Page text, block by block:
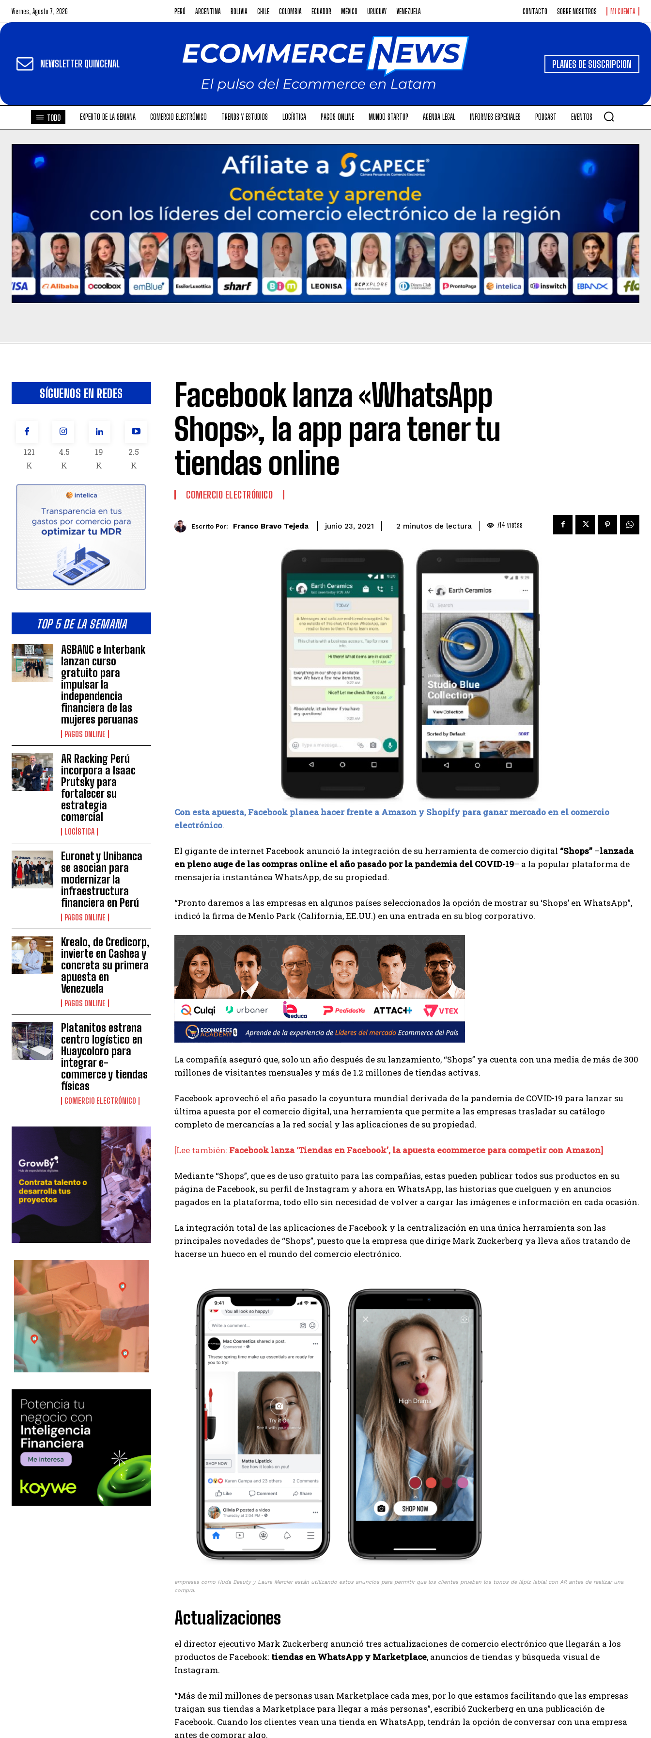
Viernes, Agosto 7, 2026 PERÚ ARGENTINA BOLIVIA CHILE COLOMBIA ECUADOR MÉXICO URUGUAY VENEZUELA CONTACTO SOBRE NOSOTROS MI CUENTA
NEWSLETTER QUINCENAL PLANES DE SUSCRIPCION
TODO EXPERTO DE LA SEMANA COMERCIO ELECTRÓNICO TRENDS Y ESTUDIOS LOGÍSTICA PAGOS ONLINE MUNDO STARTUP AGENDA LEGAL INFORMES ESPECIALES PODCAST EVENTOS
SÍGUENOS EN REDES
121
K
4.5
K
19
K
2.5
K
TOP 5 DE LA SEMANA
ASBANC e Interbank
lanzan curso
gratuito para
impulsar la
independencia
financiera de las
mujeres peruanas
PAGOS ONLINE
AR Racking Perú
incorpora a Isaac
Prutsky para
fortalecer su
estrategia
comercial
LOGÍSTICA
Euronet y Unibanca
se asocian para
modernizar la
infraestructura
financiera en Perú
PAGOS ONLINE
Krealo, de Credicorp,
invierte en Cashea y
concreta su primera
apuesta en
Venezuela
PAGOS ONLINE
Platanitos estrena
centro logístico en
Huaycoloro para
integrar e-
commerce y tiendas
físicas
COMERCIO ELECTRÓNICO
Facebook lanza «WhatsApp
Shops», la app para tener tu
tiendas online
COMERCIO ELECTRÓNICO
Escrito Por: Franco Bravo Tejeda junio 23, 2021 2 minutos de lectura 714 vistas
Con esta apuesta, Facebook planea hacer frente a Amazon y Shopify para ganar mercado en el comercio
electrónico.
El gigante de internet Facebook anunció la integración de su herramienta de comercio digital “Shops” –lanzada
en pleno auge de las compras online el año pasado por la pandemia del COVID-19– a la popular plataforma de
mensajería instantánea WhatsApp, de su propiedad.
“Pronto daremos a las empresas en algunos países seleccionados la opción de mostrar su ‘Shops’ en WhatsApp”,
indicó la firma de Menlo Park (California, EE.UU.) en una entrada en su blog corporativo.
La compañía aseguró que, solo un año después de su lanzamiento, “Shops” ya cuenta con una media de más de 300
millones de visitantes mensuales y más de 1.2 millones de tiendas activas.
Facebook aprovechó el año pasado la coyuntura mundial derivada de la pandemia de COVID-19 para lanzar su
última apuesta por el comercio digital, una herramienta que permite a las empresas trasladar su catálogo
completo de mercancías a la red social y las aplicaciones de su propiedad.
[Lee también: Facebook lanza ‘Tiendas en Facebook’, la apuesta ecommerce para competir con Amazon]
Mediante “Shops”, que es de uso gratuito para las compañías, estas pueden publicar todos sus productos en su
página de Facebook, su perfil de Instagram y ahora en WhatsApp, las historias que cuelguen y en anuncios
pagados en la plataforma, todo ello sin necesidad de volver a cargar las imágenes e información en cada ocasión.
La integración total de las aplicaciones de Facebook y la centralización en una única herramienta son las
principales novedades de “Shops”, puesto que la empresa que dirige Mark Zuckerberg ya lleva años tratando de
hacerse un hueco en el mundo del comercio electrónico.
empresas como Huda Beauty y Laura Mercier están utilizando estos anuncios para permitir que los clientes prueben los tonos de lápiz labial con AR antes de realizar una
compra.
Actualizaciones
el director ejecutivo Mark Zuckerberg anunció tres actualizaciones de comercio electrónico que llegarán a los
productos de Facebook: tiendas en WhatsApp y Marketplace, anuncios de tiendas y búsqueda visual de
Instagram.
“Más de mil millones de personas usan Marketplace cada mes, por lo que estamos facilitando que las empresas
traigan sus tiendas a Marketplace para llegar a más personas”, escribió Zuckerberg en una publicación de
Facebook. Cuando los clientes vean una tienda en WhatsApp, tendrán la opción de conversar con una empresa
antes de comprar algo.